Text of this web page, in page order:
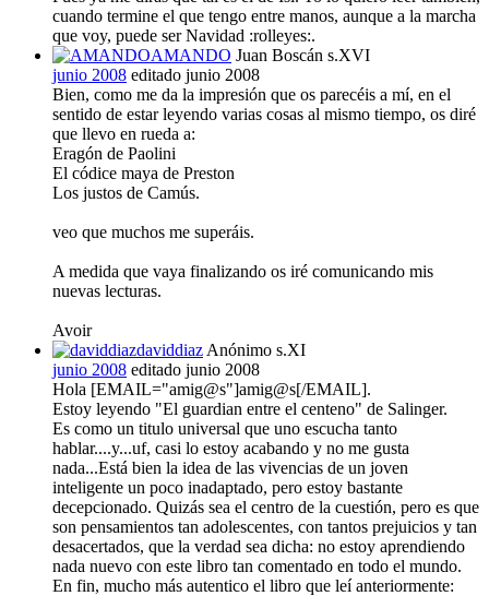
cuando termine el que tengo entre manos, aunque a la marcha
que voy, puede ser Navidad :rolleyes:.
AMANDO Juan Boscán s.XVI
junio 2008 editado junio 2008
Bien, como me da la impresión que os parecéis a mí, en el
sentido de estar leyendo varias cosas al mismo tiempo, os diré
que llevo en rueda a:
Eragón de Paolini
El códice maya de Preston
Los justos de Camús.
veo que muchos me superáis.
A medida que vaya finalizando os iré comunicando mis
nuevas lecturas.
Avoir
daviddiaz Anónimo s.XI
junio 2008 editado junio 2008
Hola [EMAIL="amig@s"]amig@s[/EMAIL].
Estoy leyendo "El guardian entre el centeno" de Salinger.
Es como un titulo universal que uno escucha tanto
hablar....y...uf, casi lo estoy acabando y no me gusta
nada...Está bien la idea de las vivencias de un joven
inteligente un poco inadaptado, pero estoy bastante
decepcionado. Quizás sea el centro de la cuestión, pero es que
son pensamientos tan adolescentes, con tantos prejuicios y tan
desacertados, que la verdad sea dicha: no estoy aprendiendo
nada nuevo con este libro tan comentado en todo el mundo.
En fin, mucho más autentico el libro que leí anteriormente: